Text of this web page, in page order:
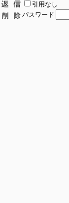
引用なし
パスワード